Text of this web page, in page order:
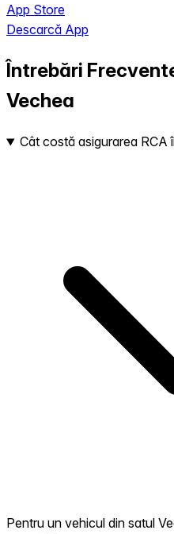
App Store
Descarcă App
Întrebări
Vechea
Cât costă asigurarea RCA
Pentru un vehicul din satul